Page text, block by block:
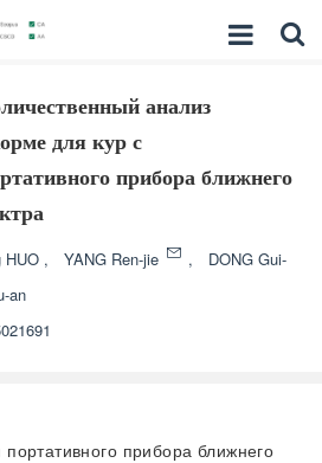
анализ
для кур с
прибора ближнего
HUO , YANG Ren-jie ,
DONG Gui-
an
прибора ближнего